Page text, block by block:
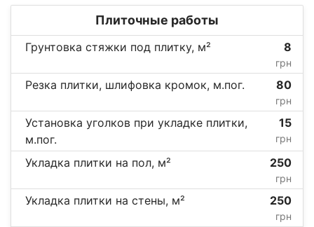
Плиточные работы
Грунтовка стяжки под плитку, м² 8
грн
Резка плитки, шлифовка кромок, м.пог. 80
грн
Установка уголков при укладке плитки,
м.пог.
15
грн
Укладка плитки на пол, м² 250
грн
Укладка плитки на стены, м² 250
грн